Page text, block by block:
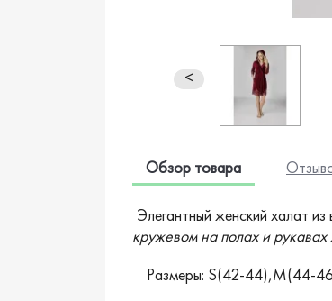
<
Обзор товара
Элегантный женский халат
кружевом на полах и
Размеры: S(42-44),M(44-